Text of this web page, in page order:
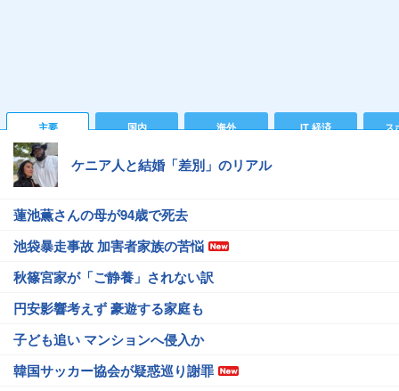
主要 国内 海外 IT 経済 ス
ケニア人と結婚「差別」のリアル
蓮池薫さんの母が94歳で死去
池袋暴走事故 加害者家族の苦悩
秋篠宮家が「ご静養」されない訳
円安影響考えず 豪遊する家庭も
子ども追い マンションへ侵入か
韓国サッカー協会が疑惑巡り謝罪